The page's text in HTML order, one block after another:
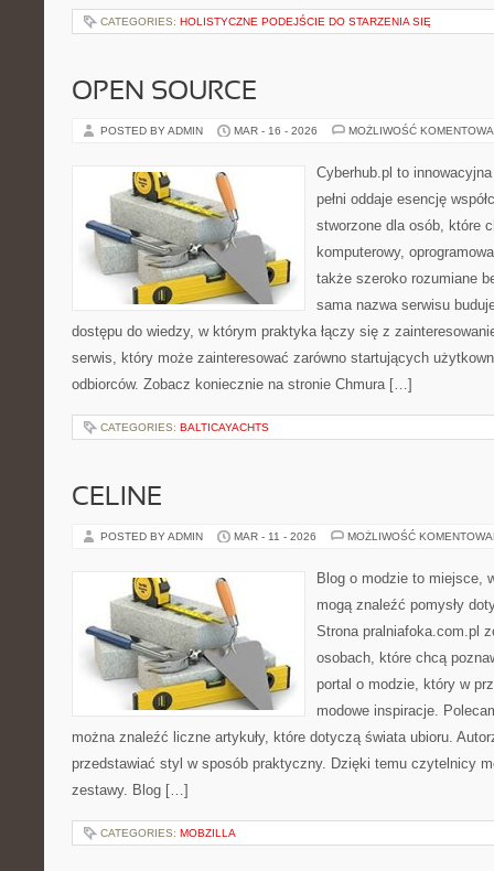
CATEGORIES: HOLISTYCZNE PODEJŚCIE DO STARZENIA SIĘ
OPEN SOURCE
POSTED BY ADMIN MAR - 16 - 2026 MOŻLIWOŚĆ
Cyberhub.pl to
pełni oddaje esencję
stworzone dla osób, które
komputerowy,
także szeroko rozumiane
sama nazwa serwisu
dostępu do wiedzy, w którym praktyka łączy się z
serwis, który może zainteresować zarówno startujących
odbiorców. Zobacz koniecznie na stronie Chmura […]
CATEGORIES: BALTICAYACHTS
CELINE
POSTED BY ADMIN MAR - 11 - 2026 MOŻLIWOŚĆ
Blog o modzie to miejsce,
mogą znaleźć pomysły
Strona pralniafoka.com.pl
osobach, które chcą
portal o modzie, który w
modowe inspiracje.
można znaleźć liczne artykuły, które dotyczą świata ubioru.
przedstawiać styl w sposób praktyczny. Dzięki temu czytelnicy
zestawy. Blog […]
CATEGORIES: MOBZILLA